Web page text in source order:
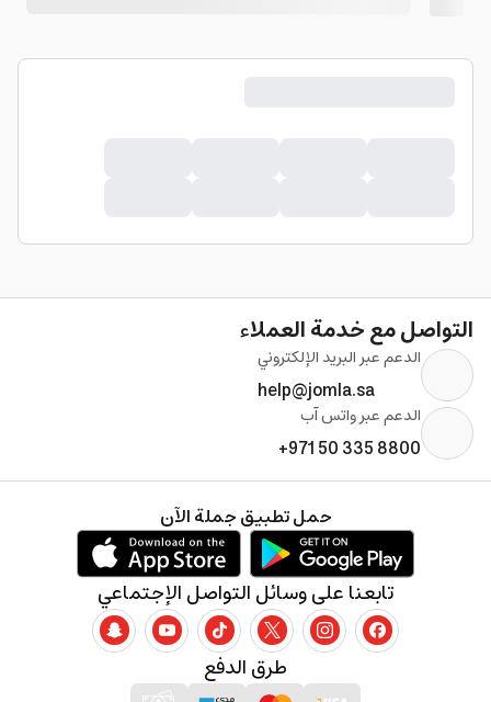
التواصل مع خدمة العملاء
الدعم عبر البريد الإلكتروني
help@jomla.sa
الدعم عبر واتس آب
+971 50 335 8800
طرق الدفع
تابعنا على وسائل التواصل الإجتماعي
حمل تطبيق جملة الآن